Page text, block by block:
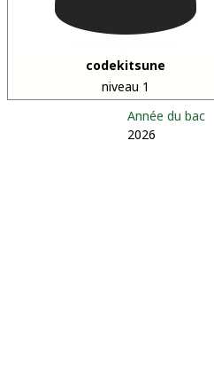
codekitsune
niveau 1
Année du bac
2026